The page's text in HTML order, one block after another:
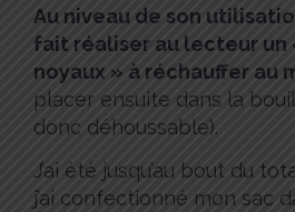
Au niveau de son
fait réaliser au lecteur un
noyaux » à réchauffer au
placer ensuite dans la
donc déhoussable).
J’ai été jusqu’au bout du
j’ai confectionné mon sac